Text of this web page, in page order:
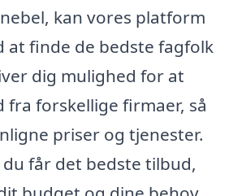
kan vores platform
at finde de bedste fagfolk
dig mulighed for at
forskellige firmaer, så
priser og tjenester.
får det bedste tilbud,